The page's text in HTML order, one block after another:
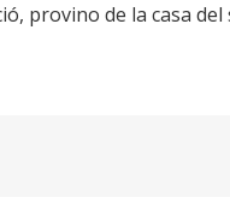
provino de la casa del